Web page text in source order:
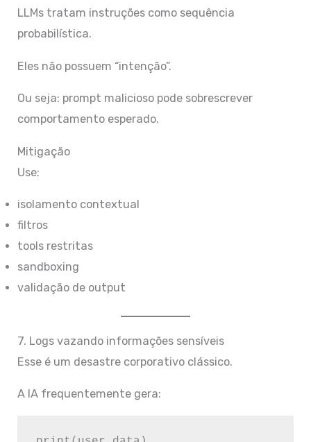
LLMs tratam instruções como sequência
probabilística.
Eles não possuem “intenção”.
Ou seja: prompt malicioso pode sobrescrever
comportamento esperado.
Mitigação
Use:
isolamento contextual
filtros
tools restritas
sandboxing
validação de output
7. Logs vazando informações sensíveis
Esse é um desastre corporativo clássico.
A IA frequentemente gera: